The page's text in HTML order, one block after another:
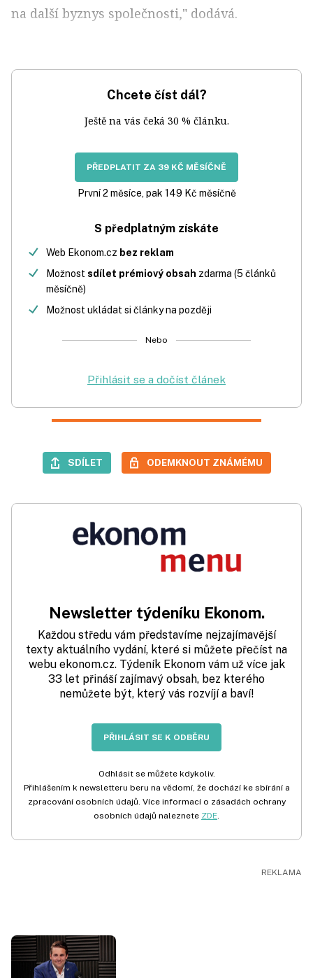
na další byznys společnosti," dodává.
Chcete číst dál?
Ještě na vás čeká 30 % článku.
PŘEDPLATIT ZA 39 KČ MĚSÍČNĚ
První 2 měsíce, pak 149 Kč měsíčně
S předplatným získáte
Web Ekonom.cz bez reklam
Možnost sdílet prémiový obsah zdarma (5 článků
měsíčně)
Možnost ukládat si články na později
Nebo
Přihlásit se a dočíst článek
SDÍLET ODEMKNOUT ZNÁMÉMU
Newsletter týdeníku Ekonom.
Každou středu vám představíme nejzajímavější
texty aktuálního vydání, které si můžete přečíst na
webu ekonom.cz. Týdeník Ekonom vám už více jak
33 let přináší zajímavý obsah, bez kterého
nemůžete být, který vás rozvíjí a baví!
PŘIHLÁSIT SE K ODBĚRU
Odhlásit se můžete kdykoliv.
Přihlášením k newsletteru beru na vědomí, že dochází ke sbírání a
zpracování osobních údajů. Více informací o zásadách ochrany
osobních údajů naleznete ZDE.